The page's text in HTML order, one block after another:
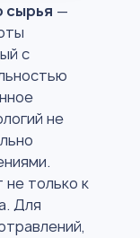
сырья —
с
не
только к
Для